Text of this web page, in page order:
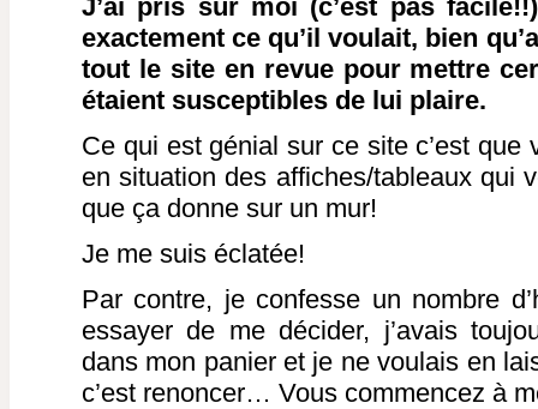
J’ai pris sur moi (c’est pas
exactement ce qu’il voulait, bien
tout le site en revue pour mettre
étaient susceptibles de lui plaire.
Ce qui est génial sur ce site c’est
en situation des affiches/tableaux qui
que ça donne sur un mur!
Je me suis éclatée!
Par contre, je confesse un nombre
essayer de me décider, j’avais
dans mon panier et je ne voulais en
c’est renoncer… Vous commencez à